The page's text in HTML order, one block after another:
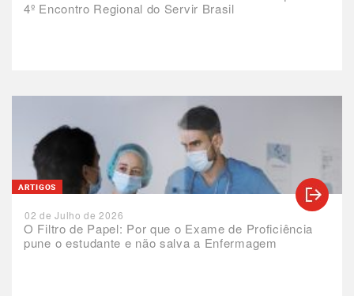
4º Encontro Regional do Servir Brasil
O Filtro de Papel: Por que o Exame de Proficiência
pune o estudante e não salva a Enfermagem
ARTIGOS
02 de Julho de 2026